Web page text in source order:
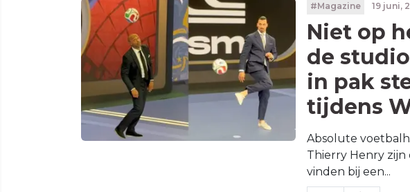
#Magazine 19 juni,
Niet op
de
in pak
tijdens
Absolute
Thierry Henry
vinden bij een...